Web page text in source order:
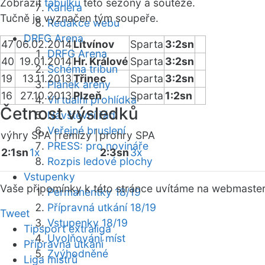
Kariéra
Redakce webu
DRFG Arena
DRFG Arena
Schéma tribun
Plánek areny
Virtuální prohlídka
Návštěvní řád
Veřejné bruslení
PRESS: pro novináře
Rozpis ledové plochy
Vstupenky
Permanentky 18/19
Přípravná utkání 18/19
Vstupenky 18/19
Uvolňování míst
Zvýhodněné
Zobrazit tabulku této sezóny a soutěže.
Tučně je vyznačen tým soupeře.
4706.02.2014Litvínov Sparta 3:2sn
40 19.01.2014Hr. Králové Sparta 3:2sn
19
13.11.2013Třinec Sparta 3:2sn
16
27.10.2013Plzeň Sparta 1:2sn
Četnost výsledků
výhry SPA |remízy | prohry SPA
2:1sn1x 2:3sn3x
Vaše připomínky k této stránce uvítáme na webmaster
Tweet
Tipsport extraliga
Přípravná utkání
Liga mistrů